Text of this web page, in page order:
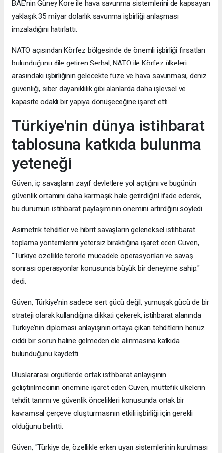
BAE'nin Güney Kore ile hava savunma sistemlerini de kapsayan
yaklaşık 35 milyar dolarlık savunma işbirliği anlaşması
imzaladığını hatırlattı.
NATO açısından Körfez bölgesinde de önemli işbirliği fırsatları
bulunduğunu dile getiren Serhal, NATO ile Körfez ülkeleri
arasındaki işbirliğinin gelecekte füze ve hava savunması, deniz
güvenliği, siber dayanıklılık gibi alanlarda daha işlevsel ve
kapasite odaklı bir yapıya dönüşeceğine işaret etti.
Türkiye'nin dünya istihbarat
tablosuna katkıda bulunma
yeteneği
Güven, iç savaşların zayıf devletlere yol açtığını ve bugünün
güvenlik ortamını daha karmaşık hale getirdiğini ifade ederek,
bu durumun istihbarat paylaşımının önemini artırdığını söyledi.
Asimetrik tehditler ve hibrit savaşların geleneksel istihbarat
toplama yöntemlerini yetersiz bıraktığına işaret eden Güven,
"Türkiye özellikle terörle mücadele operasyonları ve savaş
sonrası operasyonlar konusunda büyük bir deneyime sahip."
dedi.
Güven, Türkiye'nin sadece sert gücü değil, yumuşak gücü de bir
strateji olarak kullandığına dikkati çekerek, istihbarat alanında
Türkiye’nin diplomasi anlayışının ortaya çıkan tehditlerin henüz
ciddi bir sorun haline gelmeden ele alınmasına katkıda
bulunduğunu kaydetti.
Uluslararası örgütlerde ortak istihbarat anlayışının
geliştirilmesinin önemine işaret eden Güven, müttefik ülkelerin
tehdit tanımı ve güvenlik öncelikleri konusunda ortak bir
kavramsal çerçeve oluşturmasının etkili işbirliği için gerekli
olduğunu belirtti.
Güven, "Türkiye de, özellikle erken uyarı sistemlerinin kurulması